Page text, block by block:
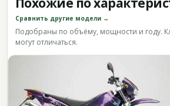
Сравнить другие модели →
Подобраны по объёму, мощности и году.
могут отличаться.